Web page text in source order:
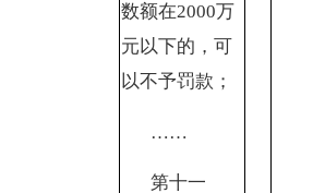
数额在2000万
元以下的，可
以不予罚款；
……
第十一